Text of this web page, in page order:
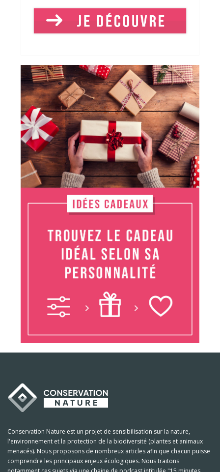
Conservation Nature est un projet de sensibilisation sur la nature,
l'environnement et la protection de la biodiversité (plantes et animaux
menacés). Nous proposons de nombreux articles afin que chacun puisse
comprendre les principaux enjeux écologiques. Nous traitons